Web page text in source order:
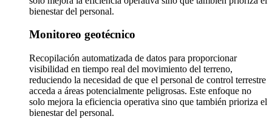
bienestar del personal.
Monitoreo geotécnico
Recopilación automatizada de datos para proporcionar
visibilidad en tiempo real del movimiento del terreno,
reduciendo la necesidad de que el personal de control terrestre
acceda a áreas potencialmente peligrosas. Este enfoque no
solo mejora la eficiencia operativa sino que también prioriza el
bienestar del personal.